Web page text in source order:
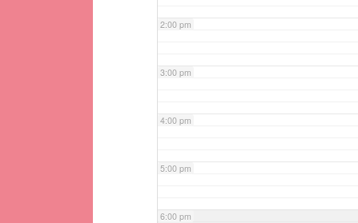
2:00 pm
3:00 pm
4:00 pm
5:00 pm
6:00 pm